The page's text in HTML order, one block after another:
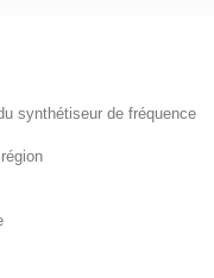
synthétiseur de fréquence